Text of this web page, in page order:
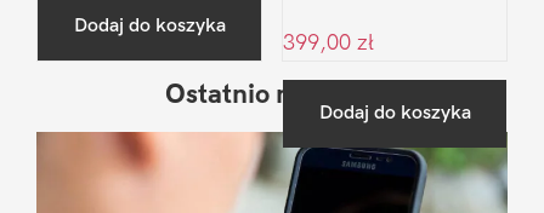
Dodaj do koszyka
399,00 zł
Dodaj do koszyka
Sidebar
Ostatnio na blogu